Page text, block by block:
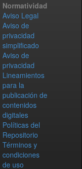
Normatividad
Aviso Legal
Aviso de
privacidad
simplificado
Aviso de
privacidad
Lineamientos
para la
publicación de
contenidos
digitales
Políticas del
Repositorio
Términos y
condiciones
de uso